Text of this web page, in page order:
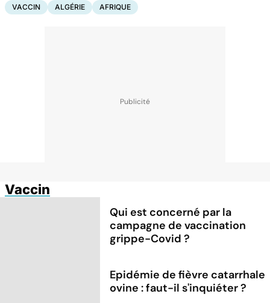
VACCIN ALGÉRIE AFRIQUE
Vaccin
Qui est concerné par la
campagne de vaccination
grippe-Covid ?
Epidémie de fièvre catarrhale
ovine : faut-il s'inquiéter ?